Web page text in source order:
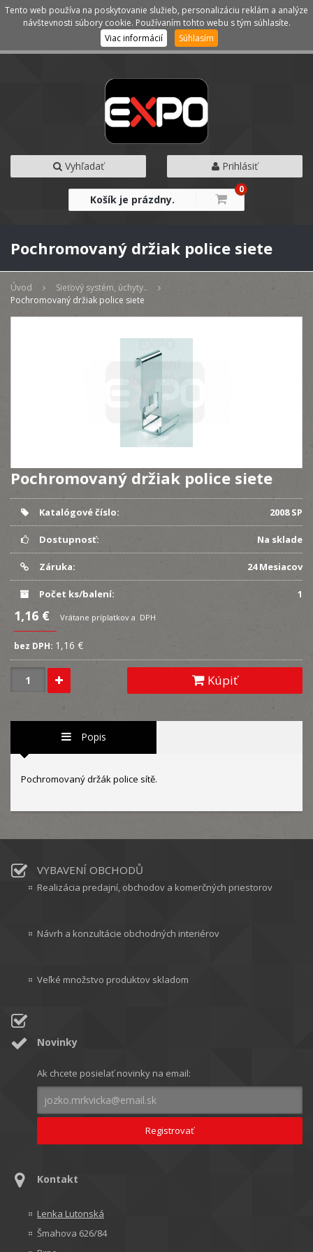
Kategórie Menu
Vyhľadať Prihlásiť
Košík je prázdny.
0
Pochromovaný držiak police siete
Úvod
Sieťový systém, úchyty..
Pochromovaný držiak police siete
Pochromovaný držiak police siete
Katalógové číslo: 2008 SP
Dostupnosť: Na sklade
Záruka: 24 Mesiacov
Počet ks/balení: 1
1,16 € Vrátane príplatkov a DPH
bez DPH: 1,16 €
Kúpiť
Popis
Pochromovaný držák police sítě.
VYBAVENÍ OBCHODŮ
Realizácia predajní, obchodov a komerčných priestorov
Návrh a konzultácie obchodných interiérov
Veľké množstvo produktov skladom
Novinky
Ak chcete posielať novinky na email:
Kontakt
Lenka Lutonská
Šmahova 626/84
Tento web používa na poskytovanie služieb, personalizáciu reklám a analýze
návštevnosti súbory cookie. Používaním tohto webu s tým súhlasíte.
Viac informácií
Súhlasím